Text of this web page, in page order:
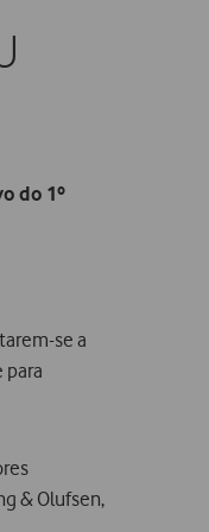
do 1º
se a
para
& Olufsen,